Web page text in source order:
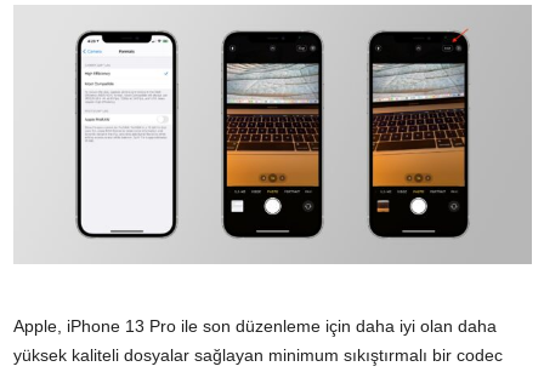
Apple, iPhone 13 Pro ile son düzenleme için daha iyi olan daha
yüksek kaliteli dosyalar sağlayan minimum sıkıştırmalı bir codec